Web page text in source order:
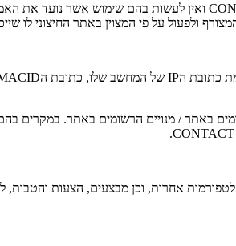
ולפעול על פי המצוין באתר החיצוני לו
באתר / מנויים הרשומים באתר. במקרים
.